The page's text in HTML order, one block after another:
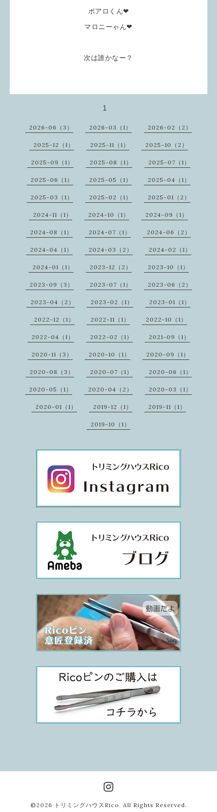
ポアロくん❤
マロニーゃん❤
次は誰かなー？
1
2026-06（3） 2026-03（1） 2026-02（2）
2025-12（1） 2025-11（1） 2025-10（2）
2025-09（1） 2025-08（1） 2025-07（1）
2025-06（1） 2025-05（1） 2025-04（1）
2025-03（1） 2025-02（1） 2025-01（2）
2024-11（1） 2024-10（1） 2024-09（1）
2024-08（1） 2024-07（1） 2024-06（2）
2024-04（1） 2024-03（2） 2024-02（1）
2024-01（1） 2023-12（2） 2023-10（1）
2023-09（3） 2023-07（1） 2023-06（2）
2023-04（2） 2023-02（1） 2023-01（1）
2022-12（1） 2022-11（1） 2022-10（1）
2022-04（1） 2022-02（1） 2021-09（1）
2020-11（3） 2020-10（1） 2020-09（1）
2020-08（3） 2020-07（1） 2020-06（1）
2020-05（1） 2020-04（2） 2020-03（1）
2020-01（1） 2019-12（1） 2019-11（1）
2019-10（1）
©2026 トリミングハウスRico . All Rights Reserved.